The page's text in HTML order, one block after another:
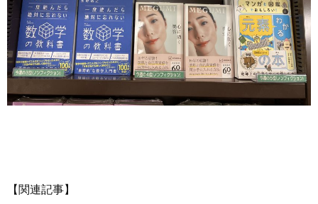
【関連記事】